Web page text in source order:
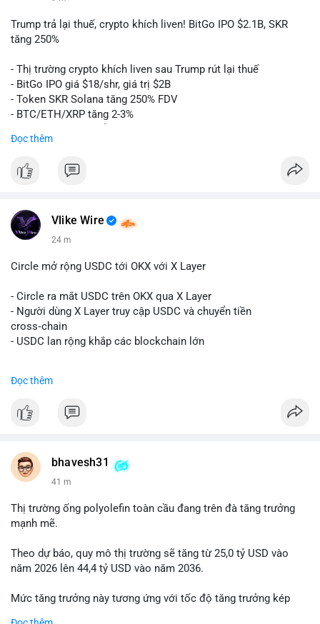
Trump trả lại thuế, crypto khích liven! BitGo IPO $2.1B, SKR
tăng 250%
- Thị trường crypto khích liven sau Trump rút lại thuế
- BitGo IPO giá $18/shr, giá trị $2B
- Token SKR Solana tăng 250% FDV
- BTC/ETH/XRP tăng 2-3%
- US Senates chuẩn bị hành động Clarity Act
- Nga công nhận crypto là tài sản
$btc#btc $eth
📰 Nguồn: Decrypt
Đọc thêm
Vlike Wire
24 m
Circle mở rộng USDC tới OKX với X Layer
- Circle ra mắt USDC trên OKX qua X Layer
- Người dùng X Layer truy cập USDC và chuyển tiền
cross‑chain
- USDC lan rộng khắp các blockchain lớn
📰 Nguồn: Cointelegraph
Đọc thêm
bhavesh31
41 m
Thị trường ống polyolefin toàn cầu đang trên đà tăng trưởng
mạnh mẽ.
Theo dự báo, quy mô thị trường sẽ tăng từ 25,0 tỷ USD vào
năm 2026 lên 44,4 tỷ USD vào năm 2036.
Mức tăng trưởng này tương ứng với tốc độ tăng trưởng kép